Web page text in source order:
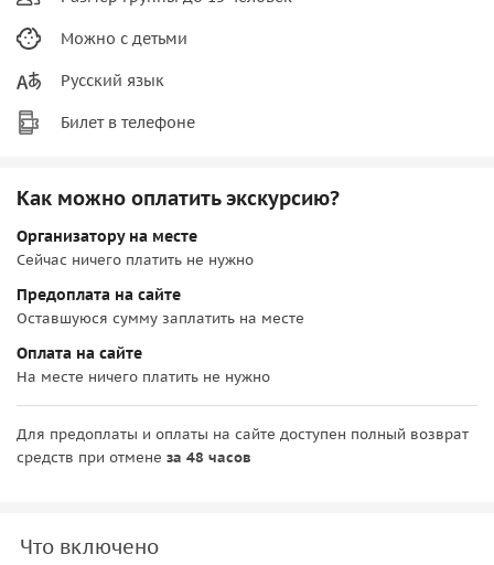
Можно с детьми
Русский язык
Билет в телефоне
Как можно оплатить экскурсию?
Организатору на месте
Сейчас ничего платить не нужно
Предоплата на сайте
Оставшуюся сумму заплатить на месте
Оплата на сайте
На месте ничего платить не нужно
Для предоплаты и оплаты на сайте доступен полный возврат
средств при отмене за 48 часов
Что включено